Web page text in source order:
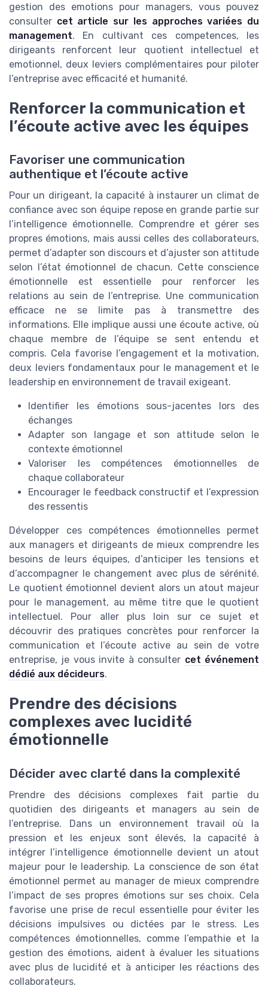
gestion des emotions pour managers, vous pouvez
consulter cet article sur les approches variées du
management. En cultivant ces competences, les
dirigeants renforcent leur quotient intellectuel et
emotionnel, deux leviers complémentaires pour piloter
l’entreprise avec efficacité et humanité.
Renforcer la communication et
l’écoute active avec les équipes
Favoriser une communication
authentique et l’écoute active
Pour un dirigeant, la capacité à instaurer un climat de
confiance avec son équipe repose en grande partie sur
l’intelligence émotionnelle. Comprendre et gérer ses
propres émotions, mais aussi celles des collaborateurs,
permet d’adapter son discours et d’ajuster son attitude
selon l’état émotionnel de chacun. Cette conscience
émotionnelle est essentielle pour renforcer les
relations au sein de l’entreprise. Une communication
efficace ne se limite pas à transmettre des
informations. Elle implique aussi une écoute active, où
chaque membre de l’équipe se sent entendu et
compris. Cela favorise l’engagement et la motivation,
deux leviers fondamentaux pour le management et le
leadership en environnement de travail exigeant.
Identifier les émotions sous-jacentes lors des
échanges
Adapter son langage et son attitude selon le
contexte émotionnel
Valoriser les compétences émotionnelles de
chaque collaborateur
Encourager le feedback constructif et l’expression
des ressentis
Développer ces compétences émotionnelles permet
aux managers et dirigeants de mieux comprendre les
besoins de leurs équipes, d’anticiper les tensions et
d’accompagner le changement avec plus de sérénité.
Le quotient émotionnel devient alors un atout majeur
pour le management, au même titre que le quotient
intellectuel. Pour aller plus loin sur ce sujet et
découvrir des pratiques concrètes pour renforcer la
communication et l’écoute active au sein de votre
entreprise, je vous invite à consulter cet événement
dédié aux décideurs.
Prendre des décisions
complexes avec lucidité
émotionnelle
Décider avec clarté dans la complexité
Prendre des décisions complexes fait partie du
quotidien des dirigeants et managers au sein de
l’entreprise. Dans un environnement travail où la
pression et les enjeux sont élevés, la capacité à
intégrer l’intelligence émotionnelle devient un atout
majeur pour le leadership. La conscience de son état
émotionnel permet au manager de mieux comprendre
l’impact de ses propres émotions sur ses choix. Cela
favorise une prise de recul essentielle pour éviter les
décisions impulsives ou dictées par le stress. Les
compétences émotionnelles, comme l’empathie et la
gestion des émotions, aident à évaluer les situations
avec plus de lucidité et à anticiper les réactions des
collaborateurs.